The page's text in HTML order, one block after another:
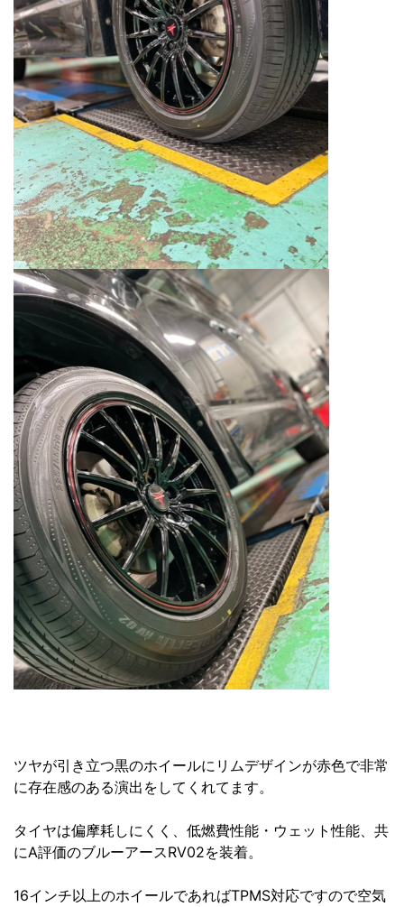
ツヤが引き立つ黒のホイールにリムデザインが赤色で非常
に存在感のある演出をしてくれてます。
タイヤは偏摩耗しにくく、低燃費性能・ウェット性能、共
にA評価のブルーアースRV02を装着。
16インチ以上のホイールであればTPMS対応ですので空気